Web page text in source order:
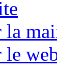
la
le